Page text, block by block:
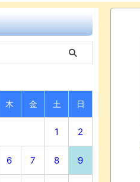
木 金 土 日
1 2
6 7 8 9